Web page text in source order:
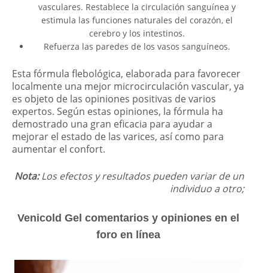
vasculares. Restablece la circulación sanguínea y
estimula las funciones naturales del corazón, el
cerebro y los intestinos.
Refuerza las paredes de los vasos sanguíneos.
Esta fórmula flebológica, elaborada para favorecer
localmente una mejor microcirculación vascular, ya
es objeto de las opiniones positivas de varios
expertos. Según estas opiniones, la fórmula ha
demostrado una gran eficacia para ayudar a
mejorar el estado de las varices, así como para
aumentar el confort.
Nota:Los efectos y resultados pueden variar de un
individuo a otro;
Venicold Gel comentarios y opiniones en el
foro en línea